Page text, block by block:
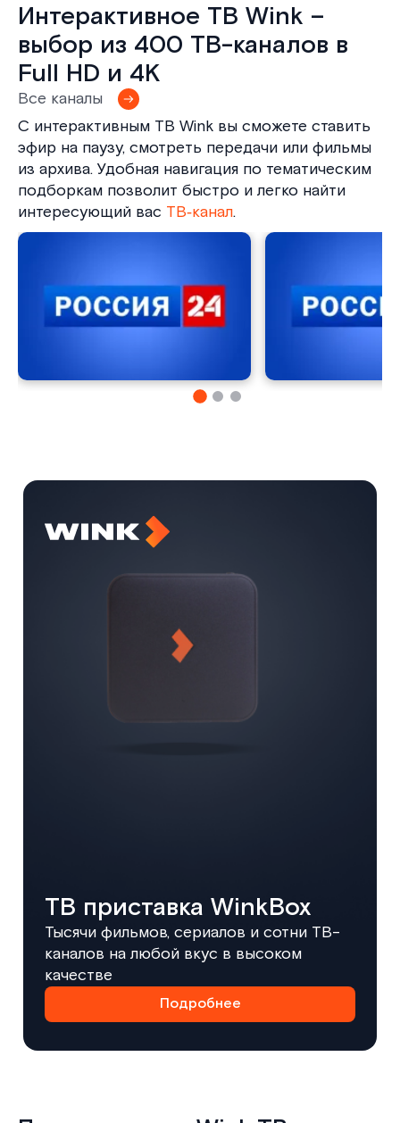
Интерактивное ТВ Wink –
выбор из 400 ТВ-каналов в
Full HD и 4K
Все каналы
С интерактивным ТВ Wink вы сможете ставить
эфир на паузу, смотреть передачи или фильмы
из архива. Удобная навигация по тематическим
подборкам позволит быстро и легко найти
интересующий вас ТВ‑канал.
ТВ приставка WinkBox
Тысячи фильмов, сериалов и сотни ТВ-
каналов на любой вкус в высоком
качестве
Подробнее